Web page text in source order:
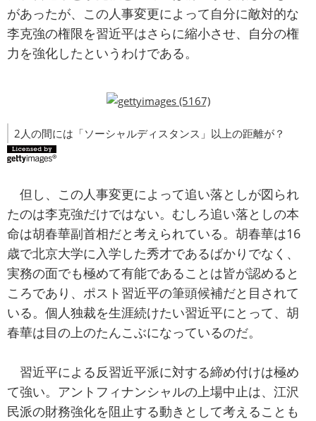
があったが、この人事変更によって自分に敵対的な
李克強の権限を習近平はさらに縮小させ、自分の権
力を強化したというわけである。
2人の間には「ソーシャルディスタンス」以上の距離が？
但し、この人事変更によって追い落としが図られ
たのは李克強だけではない。むしろ追い落としの本
命は胡春華副首相だと考えられている。胡春華は16
歳で北京大学に入学した秀才であるばかりでなく、
実務の面でも極めて有能であることは皆が認めると
ころであり、ポスト習近平の筆頭候補だと目されて
いる。個人独裁を生涯続けたい習近平にとって、胡
春華は目の上のたんこぶになっているのだ。
習近平による反習近平派に対する締め付けは極め
て強い。アントフィナンシャルの上場中止は、江沢
民派の財務強化を阻止する動きとして考えることも